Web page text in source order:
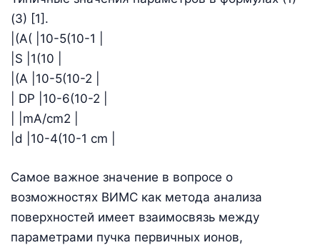
(3) [1].
|(А( |10-5(10-1 |
|S |1(10 |
|(A |10-5(10-2 |
| DP |10-6(10-2 |
| |mA/cm2 |
|d |10-4(10-1 cm |
Самое важное значение в вопросе о
возможностях ВИМС как метода анализа
поверхностей имеет взаимосвязь между
параметрами пучка первичных ионов,